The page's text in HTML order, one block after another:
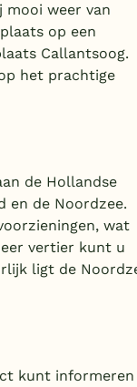
mooi weer van
op een
Callantsoog.
het prachtige
de Hollandse
en de Noordzee.
wat
vertier kunt u
ligt de
kunt informeren